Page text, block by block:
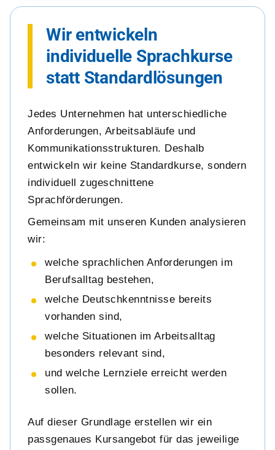
Wir entwickeln
individuelle Sprachkurse
statt Standardlösungen
Jedes Unternehmen hat unterschiedliche
Anforderungen, Arbeitsabläufe und
Kommunikationsstrukturen. Deshalb
entwickeln wir keine Standardkurse, sondern
individuell zugeschnittene
Sprachförderungen.
Gemeinsam mit unseren Kunden analysieren
wir:
welche sprachlichen Anforderungen im
Berufsalltag bestehen,
welche Deutschkenntnisse bereits
vorhanden sind,
welche Situationen im Arbeitsalltag
besonders relevant sind,
und welche Lernziele erreicht werden
sollen.
Auf dieser Grundlage erstellen wir ein
passgenaues Kursangebot für das jeweilige